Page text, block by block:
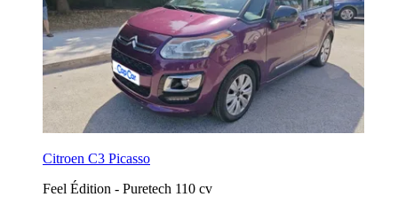
Citroen C3 Picasso
Feel Édition - Puretech 110 cv